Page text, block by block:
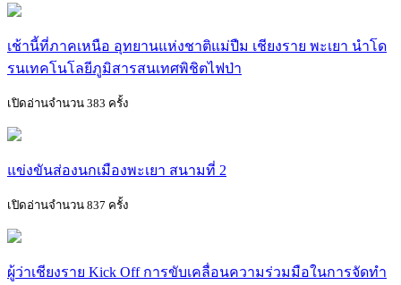
เช้านี้ที่ภาคเหนือ อุทยานแห่งชาติแม่ปืม เชียงราย พะเยา นำโด
รนเทคโนโลยีภูมิสารสนเทศพิชิตไฟป่า
เปิดอ่านจำนวน 383 ครั้ง
แข่งขันส่องนกเมืองพะเยา สนามที่ 2
เปิดอ่านจำนวน 837 ครั้ง
ผู้ว่าเชียงราย Kick Off การขับเคลื่อนความร่วมมือในการจัดทำ